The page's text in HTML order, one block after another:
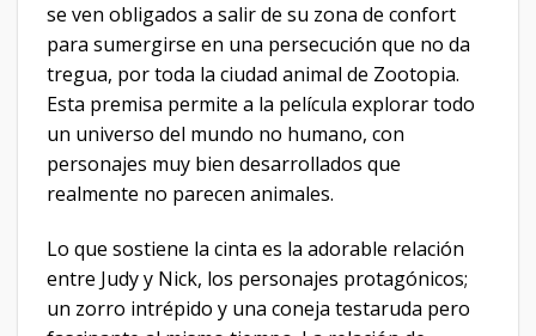
se ven obligados a salir de su zona de confort
para sumergirse en una persecución que no da
tregua, por toda la ciudad animal de Zootopia.
Esta premisa permite a la película explorar todo
un universo del mundo no humano, con
personajes muy bien desarrollados que
realmente no parecen animales.
Lo que sostiene la cinta es la adorable relación
entre Judy y Nick, los personajes protagónicos;
un zorro intrépido y una coneja testaruda pero